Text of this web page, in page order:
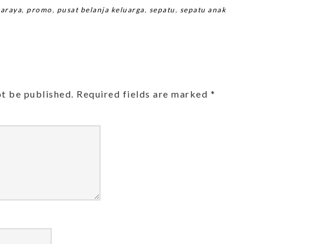
, promo , pusat belanja keluarga, sepatu, sepatu anak
be published. Required fields are marked *